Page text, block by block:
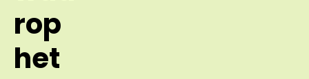
rop
het